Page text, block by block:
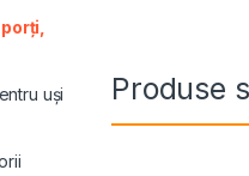
Produse
uși